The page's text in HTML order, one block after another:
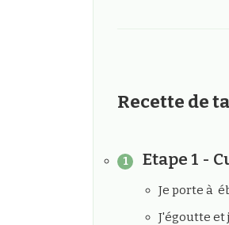
Recette de
Etape 1 -
Je porte à
J'égoutte et